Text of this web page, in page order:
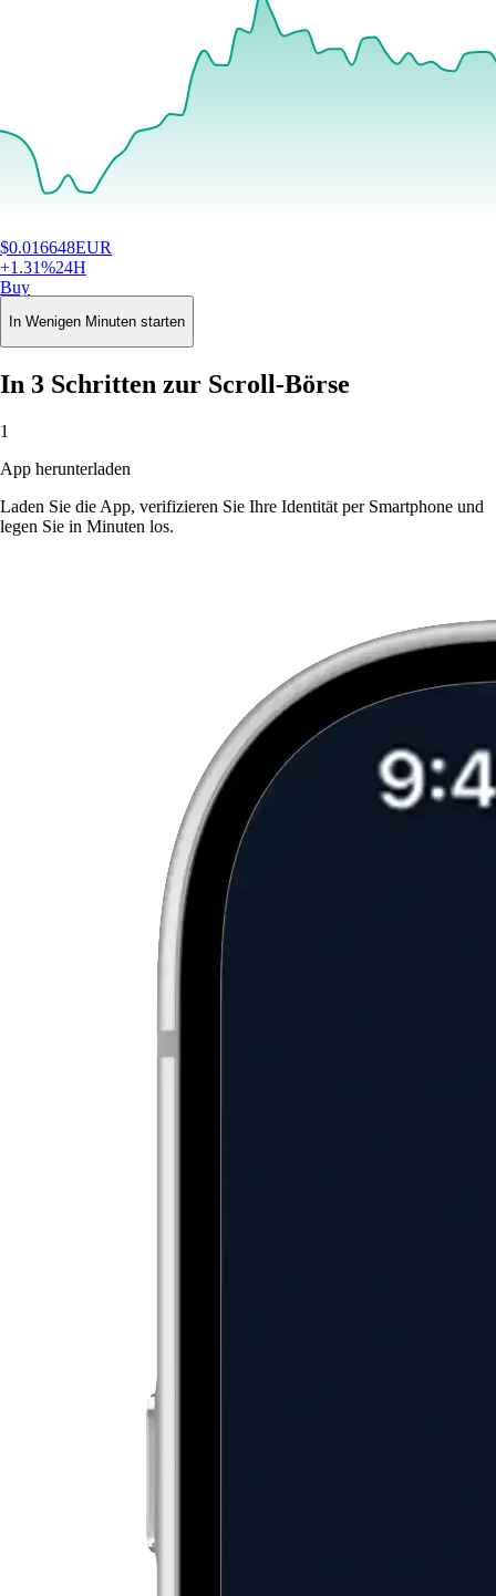
$0.016648EUR
+1.31%24H
Buy
In Wenigen Minuten starten
In 3 Schritten zur Scroll-Börse
1
App herunterladen
Laden Sie die App, verifizieren Sie Ihre Identität per Smartphone und
legen Sie in Minuten los.